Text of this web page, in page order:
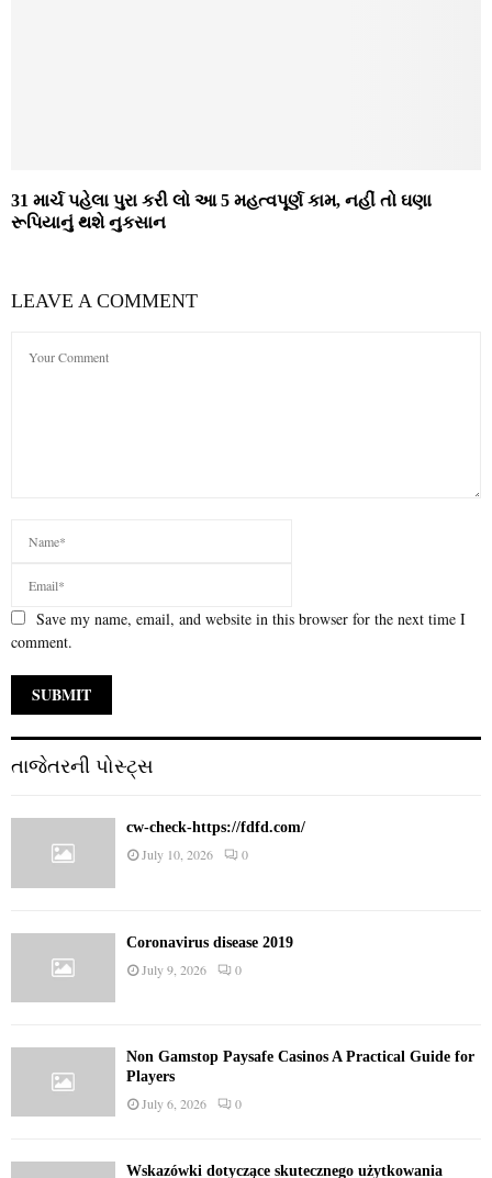
31 માર્ચ પહેલા પુરા કરી લો આ 5 મહત્વપૂર્ણ કામ, નહીં તો ઘણા
રૂપિયાનું થશે નુકસાન
LEAVE A COMMENT
Save my name, email, and website in this browser for the next time I
comment.
તાજેતરની પોસ્ટ્સ
cw-check-https://fdfd.com/
July 10, 2026 0
Coronavirus disease 2019
July 9, 2026 0
Non Gamstop Paysafe Casinos A Practical Guide for
Players
July 6, 2026 0
Wskazówki dotyczące skutecznego użytkowania